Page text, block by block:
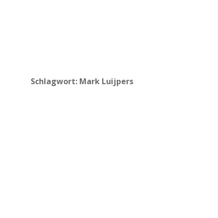
Schlagwort: Mark Luijpers